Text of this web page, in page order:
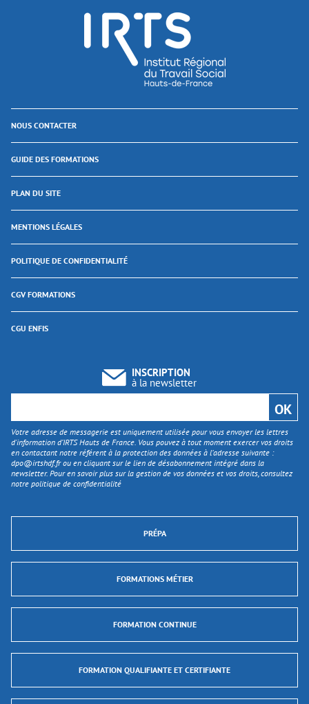
NOUS CONTACTER
GUIDE DES FORMATIONS
PLAN DU SITE
MENTIONS LÉGALES
POLITIQUE DE CONFIDENTIALITÉ
CGV FORMATIONS
CGU ENFIS
INSCRIPTION
à la newsletter
Votre adresse de messagerie est uniquement utilisée pour vous envoyer les lettres
d'information d’IRTS Hauts de France. Vous pouvez à tout moment exercer vos droits
en contactant notre référent à la protection des données à l’adresse suivante :
dpo@irtshdf.frou en cliquant sur le lien de désabonnement intégré dans la
newsletter. Pour en savoir plus sur la gestion de vos données et vos droits, consultez
notre politique de confidentialité
PRÉPA
FORMATIONS MÉTIER
FORMATION CONTINUE
FORMATION QUALIFIANTE ET CERTIFIANTE